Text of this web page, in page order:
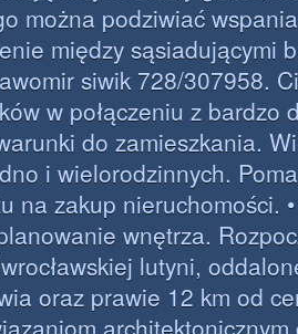
można podziwiać
między sąsiadującymi
siwik 728/307958.
w połączeniu z bardzo
do zamieszkania.
i wielorodzinnych.
na zakup nieruchomości.
wnętrza.
lutyni,
oraz prawie 12 km od